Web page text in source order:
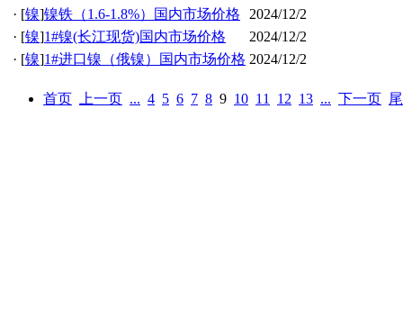
· [镍]镍铁（1.6-1.8%）国内市场价格
2024/12/2
· [镍]1#镍(长江现货)国内市场价格
2024/12/2
· [镍]1#进口镍（俄镍）国内市场价格 2024/12/2
首页 上一页 ... 4 5 6 7 8 9 10 11 12 13 ... 下一页